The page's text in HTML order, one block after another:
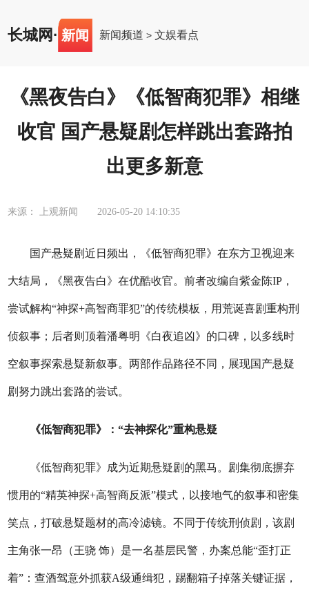
长城网 · 新闻 新闻频道 >文娱看点
《黑夜告白》《低智商犯罪》相继
收官 国产悬疑剧怎样跳出套路拍
出更多新意
来源： 上观新闻 2026-05-20 14:10:35
国产悬疑剧近日频出，《低智商犯罪》在东方卫视迎来
大结局，《黑夜告白》在优酷收官。前者改编自紫金陈IP，
尝试解构“神探+高智商罪犯”的传统模板，用荒诞喜剧重构刑
侦叙事；后者则顶着潘粤明《白夜追凶》的口碑，以多线时
空叙事探索悬疑新叙事。两部作品路径不同，展现国产悬疑
剧努力跳出套路的尝试。
《低智商犯罪》：“去神探化”重构悬疑
《低智商犯罪》成为近期悬疑剧的黑马。剧集彻底摒弃
惯用的“精英神探+高智商反派”模式，以接地气的叙事和密集
笑点，打破悬疑题材的高冷滤镜。不同于传统刑侦剧，该剧
主角张一昂（王骁 饰）是一名基层民警，办案总能“歪打正
着”：查酒驾意外抓获A级通缉犯，踢翻箱子掉落关键证据，